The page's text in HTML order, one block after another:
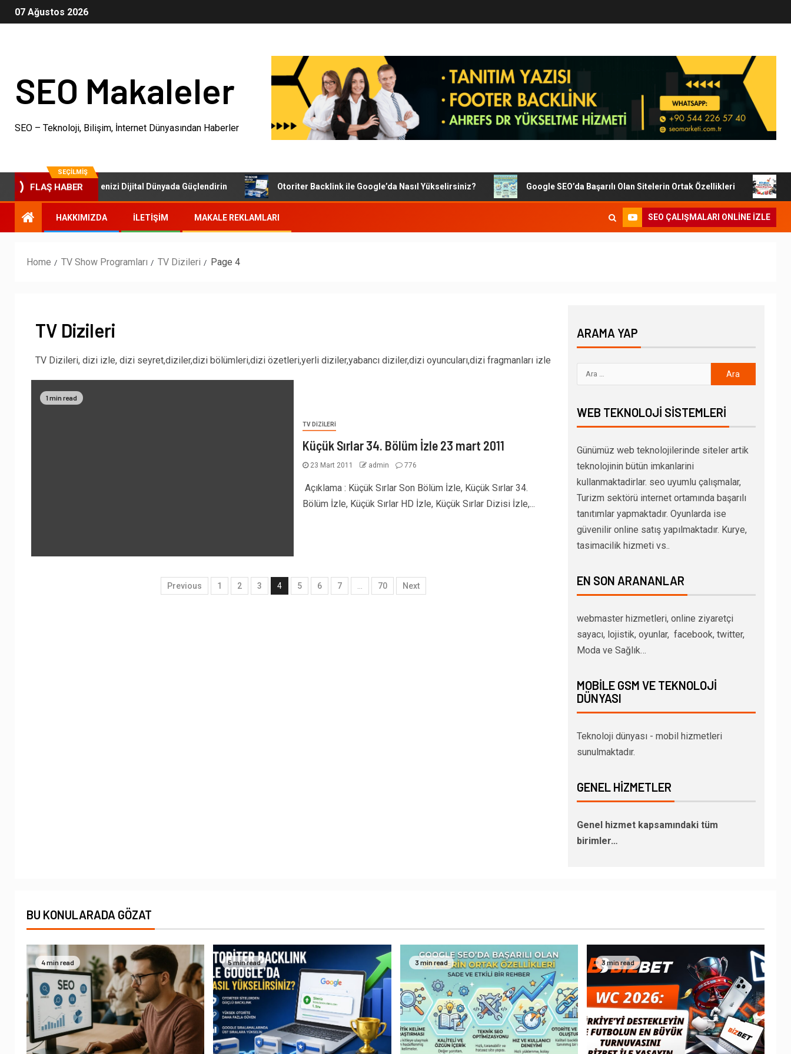
07 Ağustos 2026
SEO Makaleler
SEO – Teknoloji, Bilişim, İnternet Dünyasından Haberler
SEÇILMIŞ
FLAŞ HABER
SEO Paketleri: İşletmenizi Dijital Dünyada Güçlendirin Otoriter Backlink ile Google’da Nasıl Yükselirsiniz? Google SEO’da Başarılı Olan Sitelerin Ortak Özellikleri
HAKKIMIZDA İLETIŞIM MAKALE REKLAMLARI SEO ÇALIŞMALARI ONLINE IZLE
Home TV Show Programları TV Dizileri Page 4
TV Dizileri
TV Dizileri, dizi izle, dizi seyret,diziler,dizi bölümleri,dizi özetleri,yerli diziler,yabancı diziler,dizi oyuncuları,dizi fragmanları izle
1 min read
TV DIZILERI
Küçük Sırlar 34. Bölüm İzle 23 mart 2011
23 Mart 2011 admin 776
Açıklama : Küçük Sırlar Son Bölüm İzle, Küçük Sırlar 34.
Bölüm İzle, Küçük Sırlar HD İzle, Küçük Sırlar Dizisi İzle,...
Previous 1 2 3 4 5 6 7 70 Next
ARAMA YAP
WEB TEKNOLOJI SISTEMLERI
Günümüz web teknolojilerinde siteler artik
teknolojinin bütün imkanlarini
kullanmaktadirlar. seo uyumlu çalışmalar,
Turizm sektörü internet ortamında başarılı
tanıtımlar yapmaktadır. Oyunlarda ise
güvenilir online satış yapılmaktadır. Kurye,
tasimacilik hizmeti vs..
EN SON ARANANLAR
webmaster hizmetleri, online ziyaretçi
sayacı, lojistik, oyunlar, facebook, twitter,
Moda ve Sağlık…
MOBILE GSM VE TEKNOLOJI
DÜNYASI
Teknoloji dünyası - mobil hizmetleri
sunulmaktadır.
GENEL HIZMETLER
Genel hizmet kapsamındaki tüm
birimler…
BU KONULARADA GÖZAT
4 min read 5 min read 3 min read 3 min read